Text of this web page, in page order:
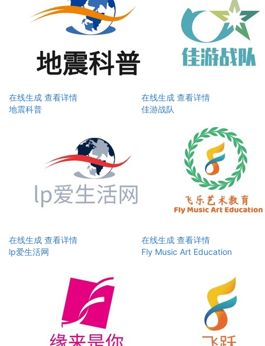
在线生成 查看详情
地震科普
在线生成 查看详情
佳游战队
在线生成 查看详情
lp爱生活网
在线生成 查看详情
Fly Music Art Education